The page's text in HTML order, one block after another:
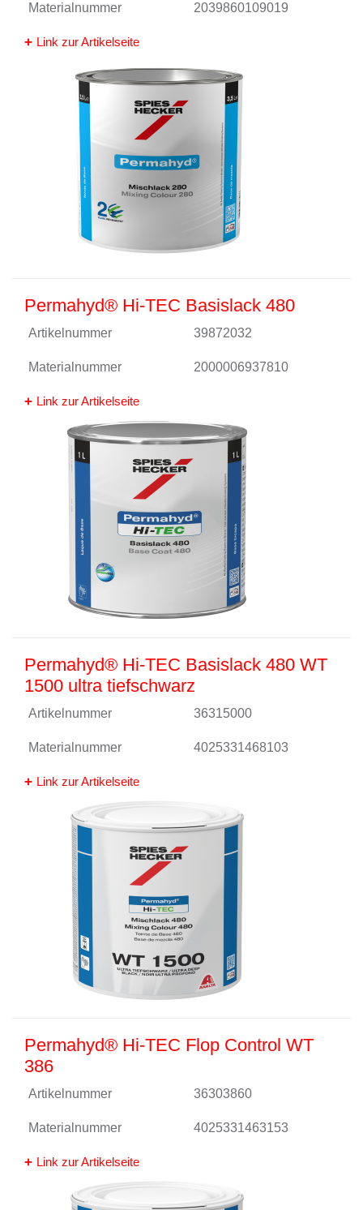
Materialnummer 2039860109019
Link zur Artikelseite
Permahyd® Hi-TEC Basislack 480
Artikelnummer 39872032
Materialnummer 2000006937810
Link zur Artikelseite
Permahyd® Hi-TEC Basislack 480 WT
1500 ultra tiefschwarz
Artikelnummer 36315000
Materialnummer 4025331468103
Link zur Artikelseite
Permahyd® Hi-TEC Flop Control WT
386
Artikelnummer 36303860
Materialnummer 4025331463153
Link zur Artikelseite